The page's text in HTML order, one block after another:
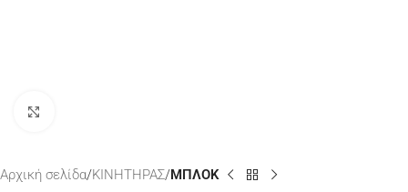
Αρχική σελίδα ΚΙΝΗΤΗΡΑΣ ΜΠΛΟΚ